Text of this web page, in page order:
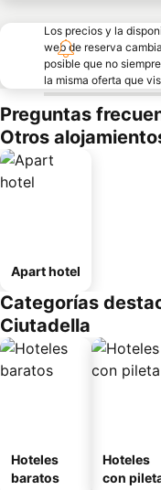
Los precios y la
web de reserva
posible que no
la misma oferta que
Preguntas
Otros
Apart hotel
Categorías
Ciutadella
Hoteles
baratos
Hoteles
con